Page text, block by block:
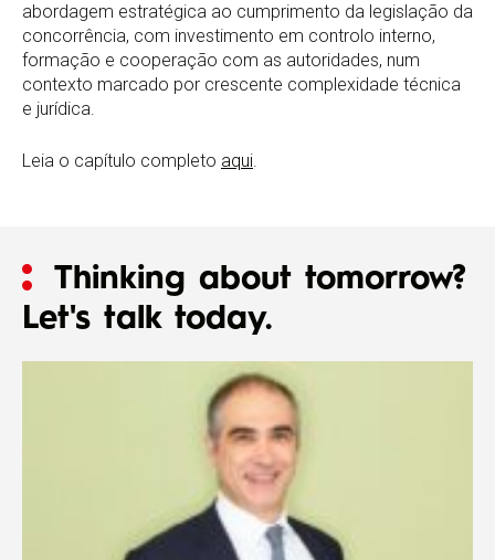
abordagem estratégica ao cumprimento da legislação da
concorrência, com investimento em controlo interno,
formação e cooperação com as autoridades, num
contexto marcado por crescente complexidade técnica
e jurídica.
Leia o capítulo completo aqui.
Thinking about tomorrow?
Let's talk today.